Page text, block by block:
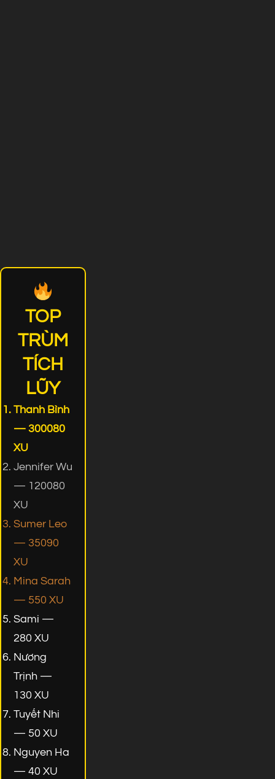
TOP
TRÙM
TÍCH
LŨY
Thanh Bình
— 300080
XU
Jennifer Wu
— 120080
XU
Sumer Leo
— 35090
XU
Mina Sarah
— 550 XU
Sami —
280 XU
Nương
Trịnh —
130 XU
Tuyết Nhi
— 50 XU
Nguyen Ha
— 40 XU